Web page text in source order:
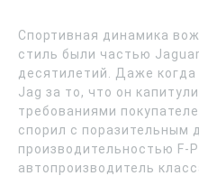
Спортивная динамика
стиль были частью
десятилетий. Даже
Jag за то, что он
требованиями
спорил с поразительным
производительностью F-
автопроизводитель